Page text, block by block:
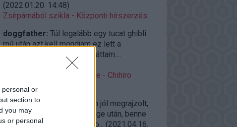
personal or
section to
you may
or personal
(2022.01.20. 14:48)
Zsírpárnából szikla - Központi hírszerzés
doggfather: Túl legalább egy tucat ghibli
mű után azt kell mondjam ez lett a
legelborultabb amit eddig láttam....
)
RetroAjánló vasárnap estére - Chihiro
szellemországban (2001)
doggfather:
Félelmetesen jól megrajzolt,
összerakott világ a világvége után, benne
igazi élő emberekkel, és so... (2021.04.16.